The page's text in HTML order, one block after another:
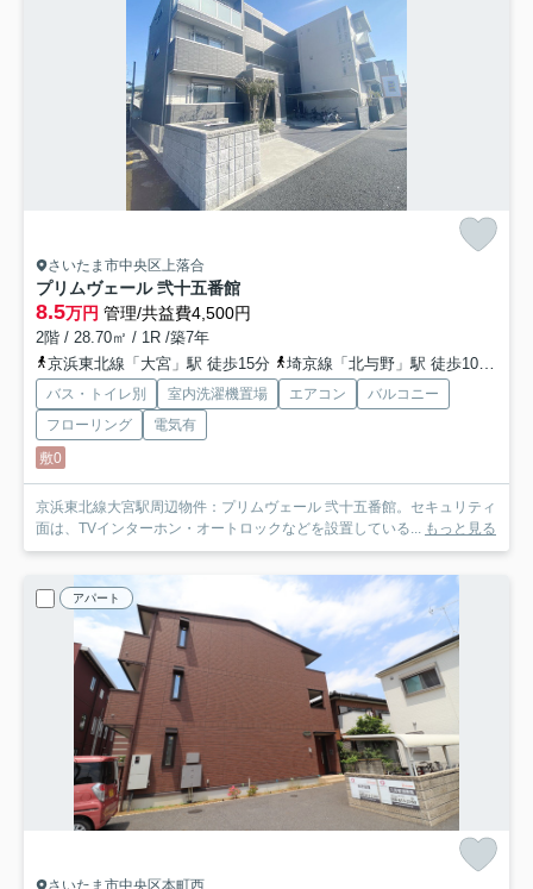
さいたま市中央区上落合
プリムヴェール 弐十五番館
8.5万円 管理/共益費4,500円
2階 / 28.70㎡ / 1R /築7年
京浜東北線「大宮」駅 徒歩15分
埼京線「北与野」駅 徒歩10分
バス・トイレ別 室内洗濯機置場 エアコン
バルコニー
フローリング
電気有
敷0
京浜東北線大宮駅周辺物件：プリムヴェール 弐十五番館。セキュリティ
面は、TVインターホン・オートロックなどを設置している... もっと見る
アパート